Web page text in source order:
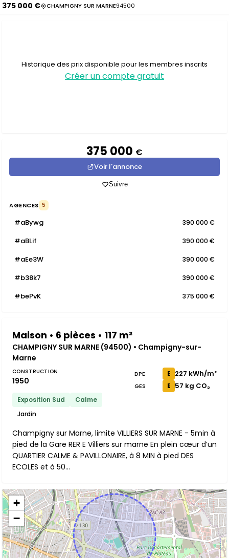
375 000 € CHAMPIGNY SUR MARNE94500
Historique des prix disponible pour les membres inscrits
Créer un compte gratuit
375 000 €
Voir l'annonce
Suivre
AGENCES 5
#aBywg 390 000 €
#aBLif 390 000 €
#aEe3W 390 000 €
#b38k7 390 000 €
#bePvK 375 000 €
Maison • 6 pièces • 117 m²
CHAMPIGNY SUR MARNE (94500) • Champigny-sur-
Marne
CONSTRUCTION
1950
Exposition Sud
Calme
Jardin
DPE E 227 kWh/m²
GES E 57 kg CO₂
Champigny sur Marne, limite VILLIERS SUR MARNE - 5min à
pied de la Gare RER E Villiers sur marne En plein cœur d’un
QUARTIER CALME & PAVILLONAIRE, à 8 MIN à pied DES
ECOLES et à 50...
+
−